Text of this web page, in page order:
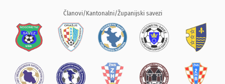
Članovi/Kantonalni/Županijski savezi